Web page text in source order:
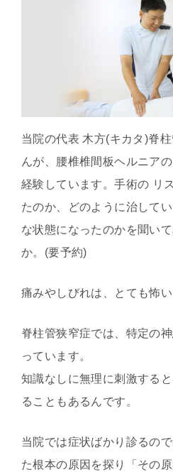
当院の代表 木方(キカタ)脊
んが、腰椎椎間板ヘルニア
経験しています。手術の リ
たのか、どのように治して
な状態になったのかを聞い
か。(要予約)
痛みやしびれは、とても怖
脊柱管狭窄症では、特定の
っています。
知識なしに無理に刺激する
ることもあるんです。
当院では症状ばかり診るの
た根本の原因を探り「その